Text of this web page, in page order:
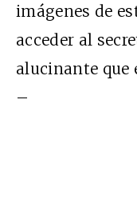
imágenes de
acceder al
alucinante que
–